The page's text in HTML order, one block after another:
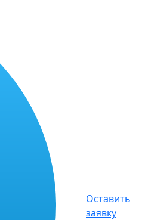
Оставить
заявку